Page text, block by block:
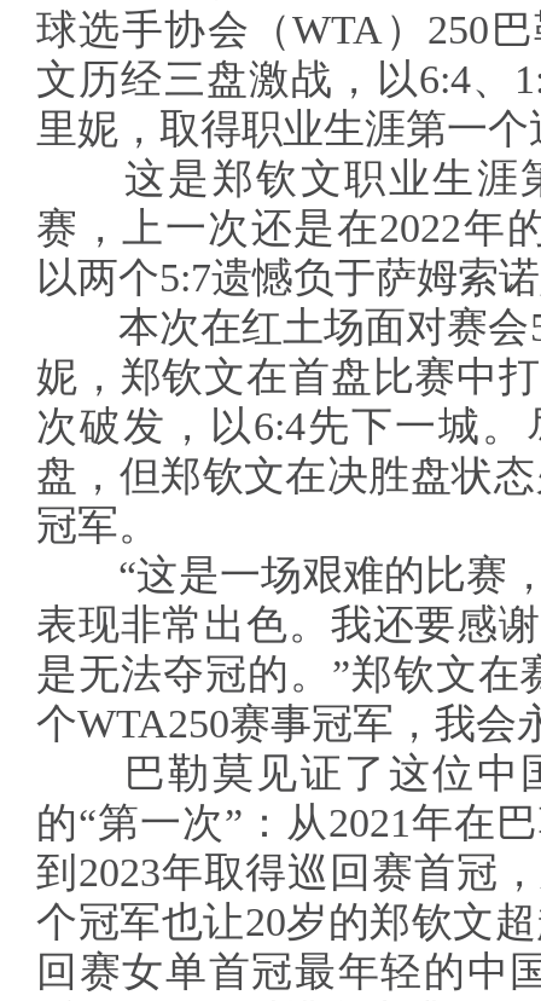
球选手协会（WTA）250
文历经三盘激战，以6:4、
里妮，取得职业生涯第一
这是郑钦文职业生涯
赛，上一次还是在2022年
以两个5:7遗憾负于萨姆索
本次在红土场面对赛会5
妮，郑钦文在首盘比赛中
次破发，以6:4先下一城
盘，但郑钦文在决胜盘状
冠军。
“这是一场艰难的比赛，
表现非常出色。我还要感
是无法夺冠的。”郑钦文在
个WTA250赛事冠军，我会
巴勒莫见证了这位中
的“第一次”：从2021年在
到2023年取得巡回赛首冠
个冠军也让20岁的郑钦文
回赛女单首冠最年轻的中